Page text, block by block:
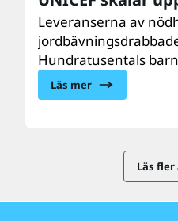
Leveranserna av
Hundratusentals
behov av vård,
hygien samt
Läs mer
Läs